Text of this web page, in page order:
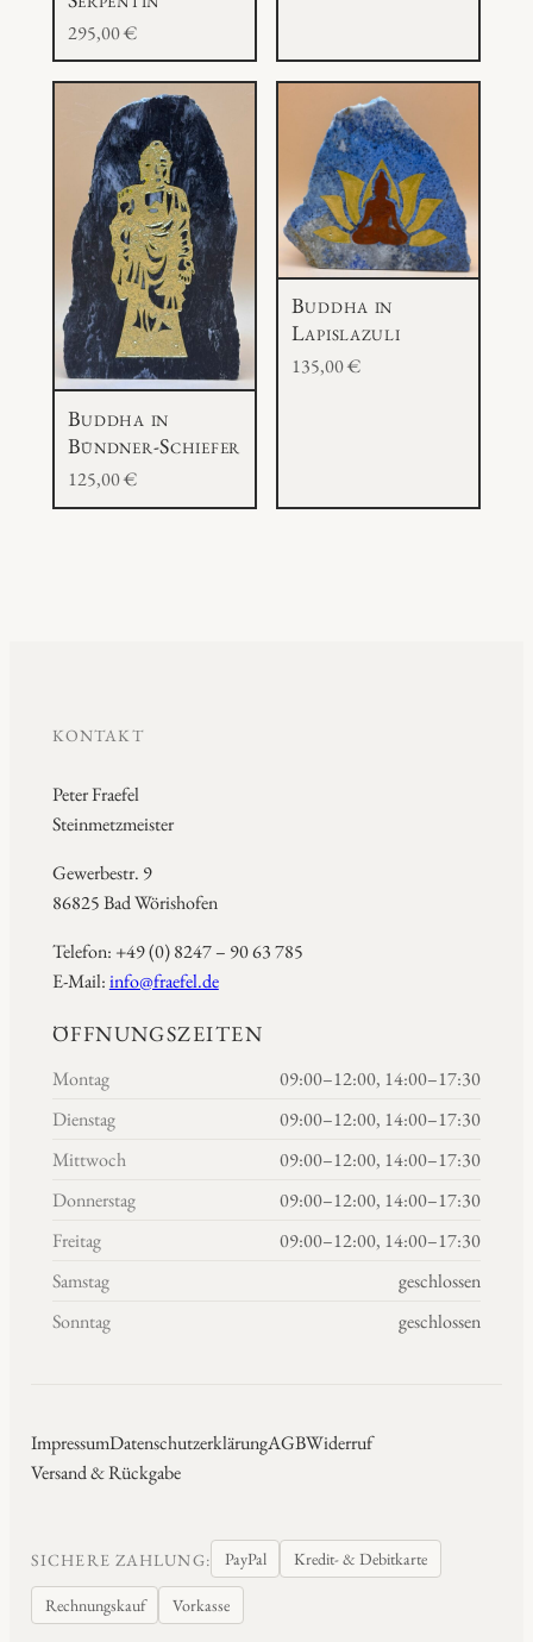
295,00€
Buddha in
Bündner-Schiefer
125,00€
Buddha in
Lapislazuli
135,00€
KONTAKT
Peter Fraefel
Steinmetzmeister
Gewerbestr. 9
86825 Bad Wörishofen
Telefon: +49 (0) 8247 – 90 63 785
E-Mail:info@fraefel.de
ÖFFNUNGSZEITEN
Montag
09:00–12:00, 14:00–17:30
Dienstag
09:00–12:00, 14:00–17:30
Mittwoch
09:00–12:00, 14:00–17:30
Donnerstag
09:00–12:00, 14:00–17:30
Freitag
09:00–12:00, 14:00–17:30
Samstag
geschlossen
Sonntag
geschlossen
ImpressumDatenschutzerklärungAGBWiderruf
Versand & Rückgabe
SICHERE ZAHLUNG: PayPal Kredit- & Debitkarte
Rechnungskauf Vorkasse